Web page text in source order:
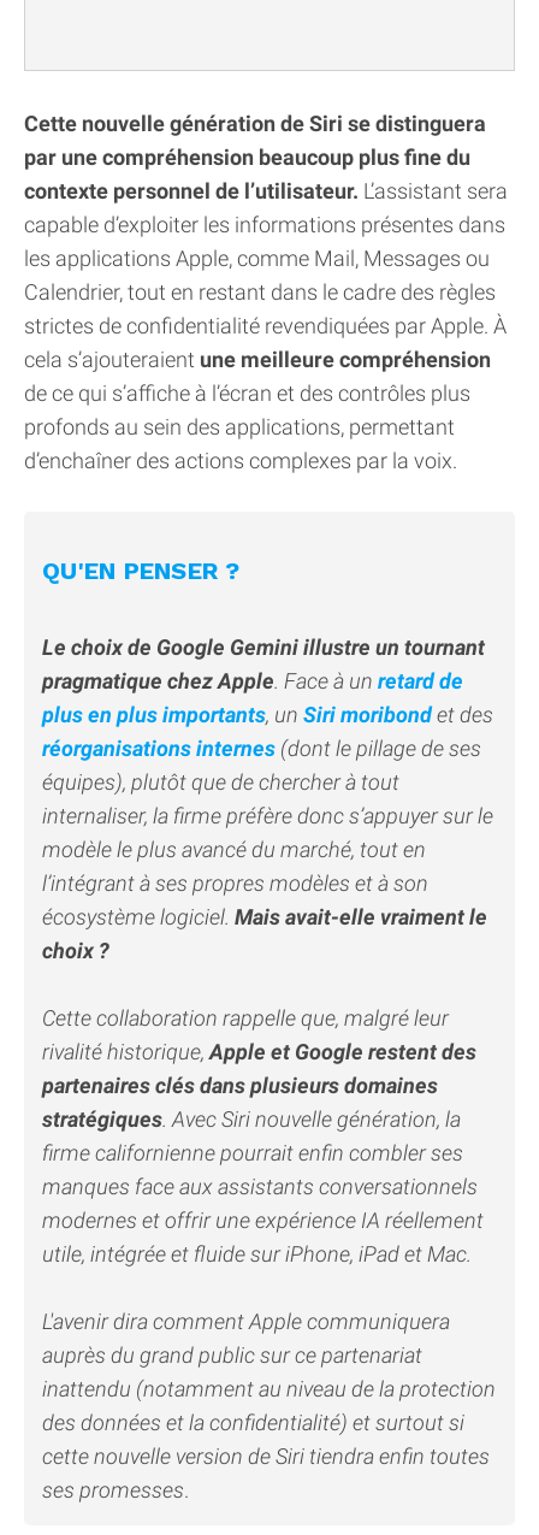
Cette nouvelle génération de Siri se distinguera
par une compréhension beaucoup plus fine du
contexte personnel de l’utilisateur. L’assistant sera
capable d’exploiter les informations présentes dans
les applications Apple, comme Mail, Messages ou
Calendrier, tout en restant dans le cadre des règles
strictes de confidentialité revendiquées par Apple. À
cela s’ajouteraient une meilleure compréhension
de ce qui s’affiche à l’écran et des contrôles plus
profonds au sein des applications, permettant
d’enchaîner des actions complexes par la voix.
QU'EN PENSER ?
Le choix de Google Gemini illustre un tournant
pragmatique chez Apple. Face à un retard de
plus en plus importants, un Siri moribondet des
réorganisations internes (dont le pillage de ses
équipes), plutôt que de chercher à tout
internaliser, la firme préfère donc s’appuyer sur le
modèle le plus avancé du marché, tout en
l’intégrant à ses propres modèles et à son
écosystème logiciel. Mais avait-elle vraiment le
choix ?
Cette collaboration rappelle que, malgré leur
rivalité historique,Apple et Google restent des
partenaires clés dans plusieurs domaines
stratégiques. Avec Siri nouvelle génération, la
firme californienne pourrait enfin combler ses
manques face aux assistants conversationnels
modernes et offrir une expérience IA réellement
utile, intégrée et fluide sur iPhone, iPad et Mac.
L'avenir dira comment Apple communiquera
auprès du grand public sur ce partenariat
inattendu (notamment au niveau de la protection
des données et la confidentialité) et surtout si
cette nouvelle version de Siri tiendra enfin toutes
ses promesses.